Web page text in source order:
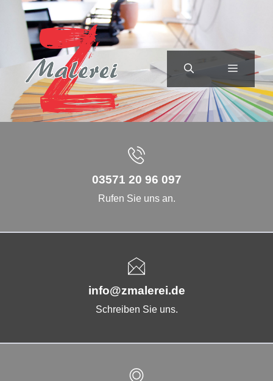
Zum
Inhalt
springen
MENÜ
03571 20 96 097
Rufen Sie uns an.
info@zmalerei.de
Schreiben Sie uns.